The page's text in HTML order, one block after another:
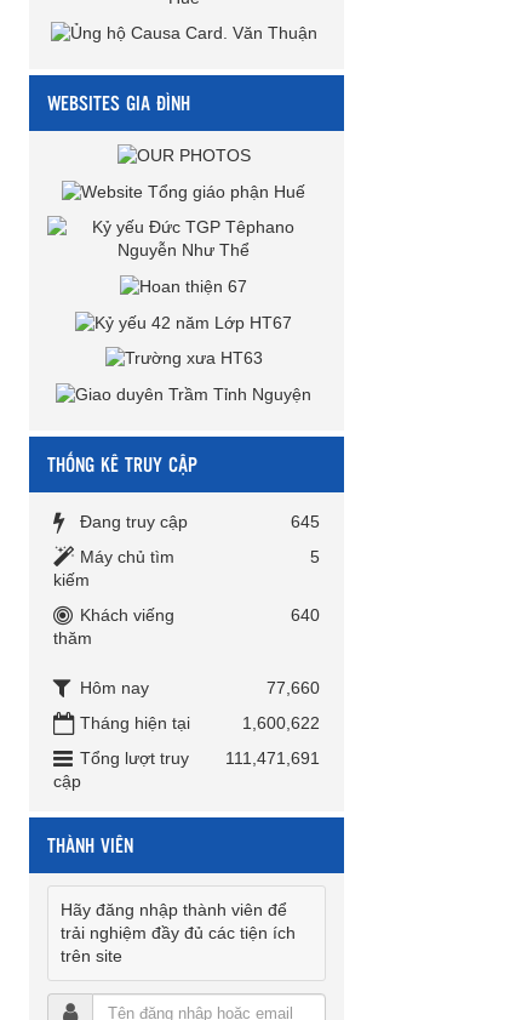
WEBSITES GIA ĐÌNH
THỐNG KÊ TRUY CẬP
Đang truy cập
645
Máy chủ tìm
kiếm
5
Khách viếng
thăm
640
Hôm nay
77,660
Tháng hiện tại
1,600,622
Tổng lượt truy
cập
111,471,691
THÀNH VIÊN
Hãy đăng nhập thành viên để
trải nghiệm đầy đủ các tiện ích
trên site